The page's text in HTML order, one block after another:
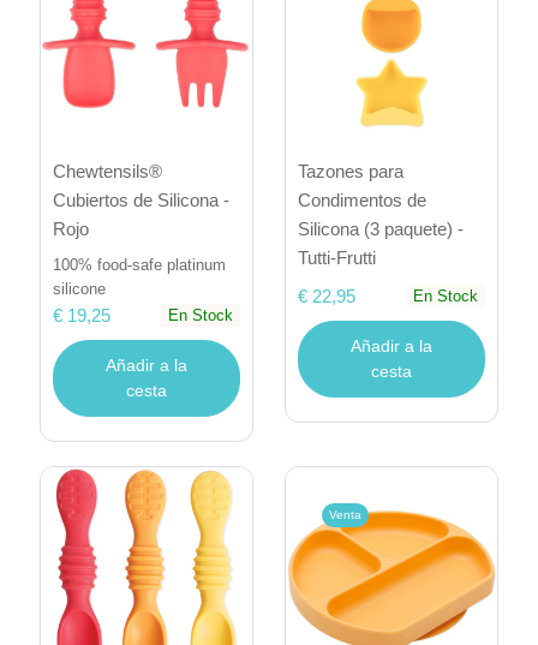
Chewtensils®
Cubiertos de Silicona -
Rojo
100% food-safe platinum
silicone
€ 19,25 En Stock
Añadir a la
cesta
Tazones para
Condimentos de
Silicona (3 paquete) -
Tutti-Frutti
€ 22,95
En Stock
Añadir a la
cesta
Venta